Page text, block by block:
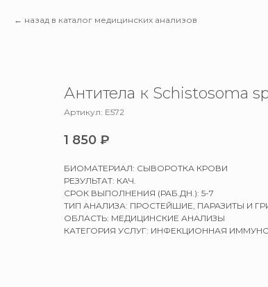
назад в каталог медицинских анализов
Антитела к Schistosoma
Артикул: E572
1 850 ₽
БИОМАТЕРИАЛ: СЫВОРОТКА КРОВИ
РЕЗУЛЬТАТ: КАЧ.
СРОК ВЫПОЛНЕНИЯ (РАБ.ДН.): 5-7
ТИП АНАЛИЗА: ПРОСТЕЙШИЕ, ПАРАЗИТЫ И
ОБЛАСТЬ: МЕДИЦИНСКИЕ АНАЛИЗЫ
КАТЕГОРИЯ УСЛУГ: ИНФЕКЦИОННАЯ